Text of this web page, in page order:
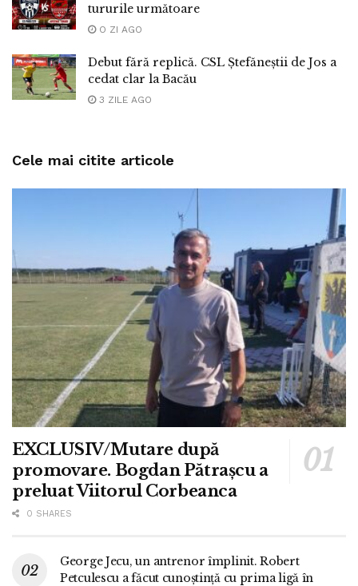
tururile următoare
O ZI AGO
Debut fără replică. CSL Ștefăneștii de Jos a
cedat clar la Bacău
3 ZILE AGO
Cele mai citite articole
EXCLUSIV/Mutare după
promovare. Bogdan Pătrașcu a
preluat Viitorul Corbeanca
0 SHARES
George Jecu, un antrenor împlinit. Robert
Petculescu a făcut cunoștință cu prima ligă în